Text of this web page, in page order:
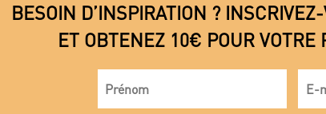
BESOIN D’INSPIRATION ?
ET OBTENEZ 10€ POUR